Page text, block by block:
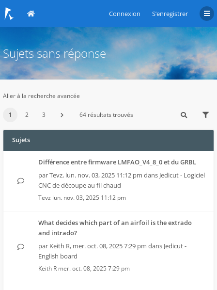
Connexion S’enregistrer
Sujets sans réponse
Aller à la recherche avancée
1 2 3 64 résultats trouvés
Sujets
Différence entre firmware LMFAO_V4_8_0 et du GRBL
parTevz, lun. nov. 03, 2025 11:12 pm dans Jedicut - Logiciel
CNC de découpe au fil chaud
Tevz lun. nov. 03, 2025 11:12 pm
What decides which part of an airfoil is the extrado
and intrado?
par Keith R, mer. oct. 08, 2025 7:29 pm dans Jedicut -
English board
Keith R mer. oct. 08, 2025 7:29 pm